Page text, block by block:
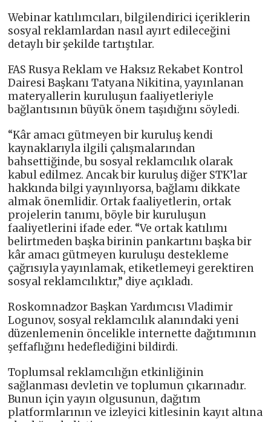
Webinar katılımcıları, bilgilendirici içeriklerin
sosyal reklamlardan nasıl ayırt edileceğini
detaylı bir şekilde tartıştılar.
FAS Rusya Reklam ve Haksız Rekabet Kontrol
Dairesi Başkanı Tatyana Nikitina, yayınlanan
materyallerin kuruluşun faaliyetleriyle
bağlantısının büyük önem taşıdığını söyledi.
“Kâr amacı gütmeyen bir kuruluş kendi
kaynaklarıyla ilgili çalışmalarından
bahsettiğinde, bu sosyal reklamcılık olarak
kabul edilmez. Ancak bir kuruluş diğer STK’lar
hakkında bilgi yayınlıyorsa, bağlamı dikkate
almak önemlidir. Ortak faaliyetlerin, ortak
projelerin tanımı, böyle bir kuruluşun
faaliyetlerini ifade eder. “Ve ortak katılımı
belirtmeden başka birinin pankartını başka bir
kâr amacı gütmeyen kuruluşu destekleme
çağrısıyla yayınlamak, etiketlemeyi gerektiren
sosyal reklamcılıktır,” diye açıkladı.
Roskomnadzor Başkan Yardımcısı Vladimir
Logunov, sosyal reklamcılık alanındaki yeni
düzenlemenin öncelikle internette dağıtımının
şeffaflığını hedeflediğini bildirdi.
Toplumsal reklamcılığın etkinliğinin
sağlanması devletin ve toplumun çıkarınadır.
Bunun için yayın olgusunun, dağıtım
platformlarının ve izleyici kitlesinin kayıt altına